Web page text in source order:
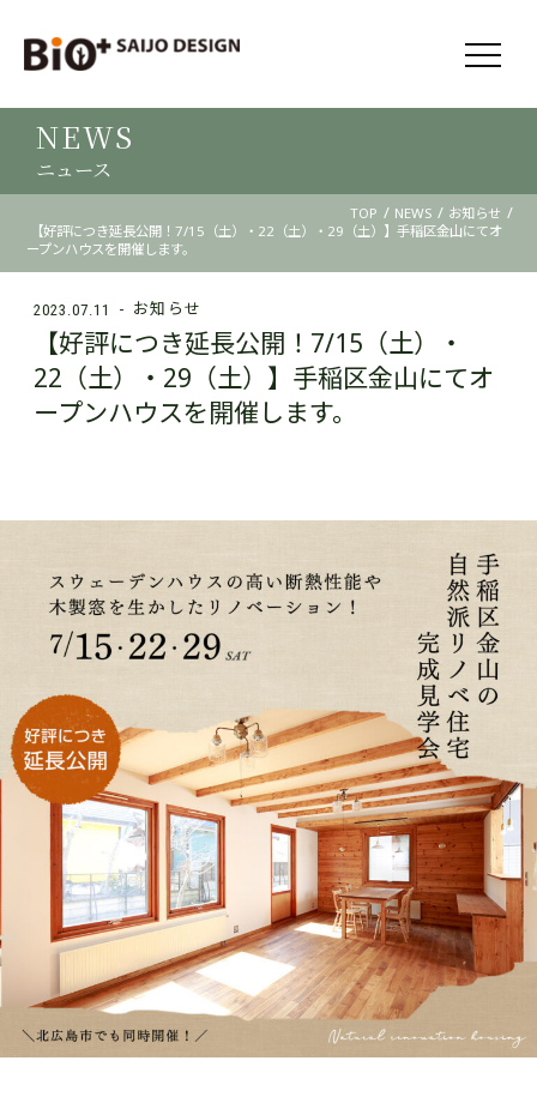
NEWS
ニュース
TOP / NEWS / お知らせ /
【好評につき延長公開！7/15（土）・22（土）・29（土）】手稲区金山にてオ
ープンハウスを開催します。
2023.07.11 お知らせ
【好評につき延長公開！7/15（土）・
22（土）・29（土）】手稲区金山にてオ
ープンハウスを開催します。